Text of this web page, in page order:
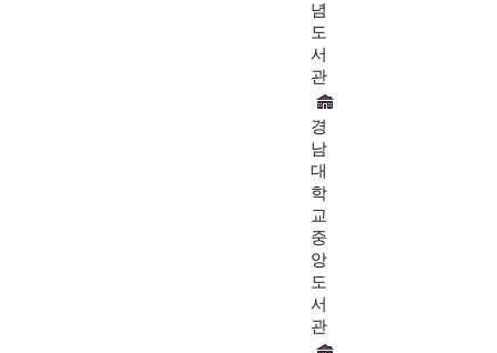
념
도
서
관
경
남
대
학
교
중
앙
도
서
관